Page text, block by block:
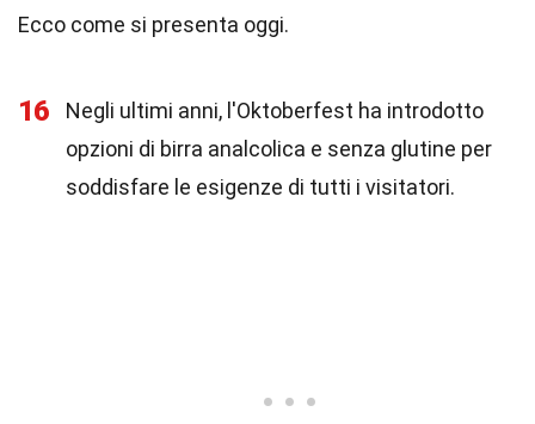
Ecco come si presenta oggi.
16
Negli ultimi anni, l'Oktoberfest ha introdotto
opzioni di birra analcolica e senza glutine per
soddisfare le esigenze di tutti i visitatori.